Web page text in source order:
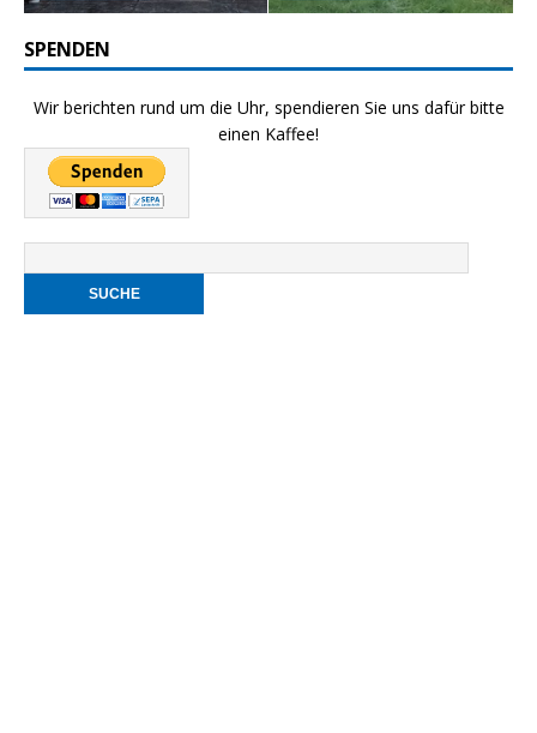
SPENDEN
Wir berichten rund um die Uhr, spendieren Sie uns dafür bitte
einen Kaffee!